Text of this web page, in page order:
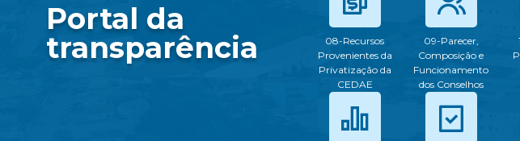
Portal da
transparência
08-Recursos
Provenientes da
Privatização da
CEDAE
09-Parecer,
Composição e
Funcionamento
dos Conselhos